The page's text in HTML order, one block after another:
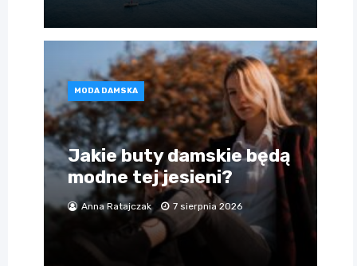
MODA DAMSKA
Jakie buty damskie będą
modne tej jesieni?
Anna Ratajczak 7 sierpnia 2026